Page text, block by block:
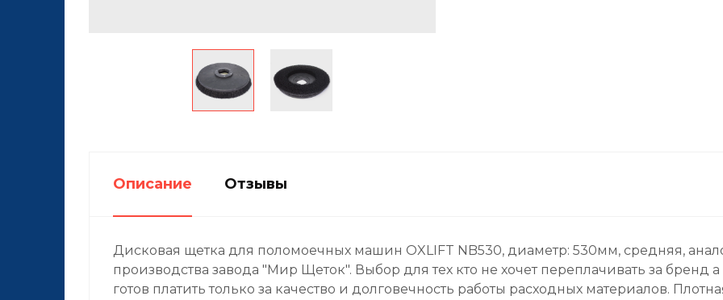
Описание Отзывы
Дисковая щетка для поломоечных машин OXLIFT NB530, диаметр: 530мм, средняя,
производства завода "Мир Щеток". Выбор для тех кто не хочет переплачивать за бренд а
готов платить только за качество и долговечность работы расходных материалов.